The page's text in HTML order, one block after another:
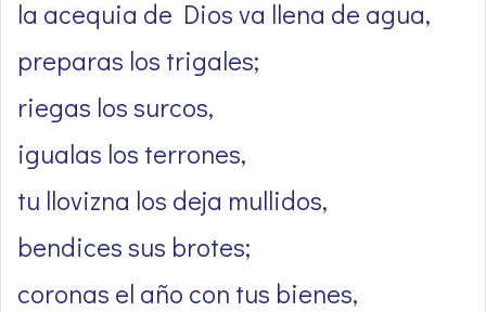
la acequia de Dios va llena de agua,
preparas los trigales;
riegas los surcos,
igualas los terrones,
tu llovizna los deja mullidos,
bendices sus brotes;
coronas el año con tus bienes,